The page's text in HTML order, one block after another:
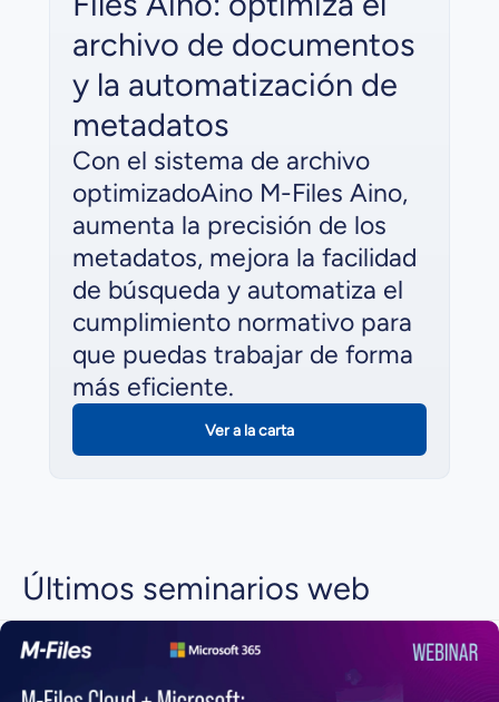
archivo de documentos
y la automatización de
metadatos
Con el sistema de archivo
optimizadoAino M-Files Aino,
aumenta la precisión de los
metadatos, mejora la facilidad
de búsqueda y automatiza el
cumplimiento normativo para
que puedas trabajar de forma
más eficiente.
Ver a la carta
Últimos seminarios web